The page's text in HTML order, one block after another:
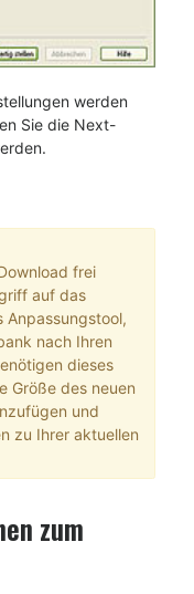
werden
Sie die Next-
frei
auf das
Anpassungstool,
nach Ihren
dieses
Größe des neuen
und
zu Ihrer aktuellen
zum